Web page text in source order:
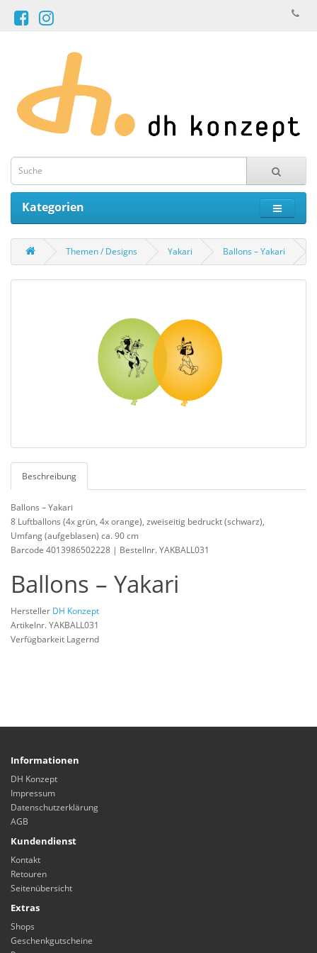
Kategorien
Themen / Designs Yakari Ballons – Yakari
Beschreibung
Ballons – Yakari
8 Luftballons (4x grün, 4x orange), zweiseitig bedruckt (schwarz),
Umfang (aufgeblasen) ca. 90 cm
Barcode 4013986502228 | Bestellnr. YAKBALL031
Ballons – Yakari
Hersteller DH Konzept
Artikelnr. YAKBALL031
Verfügbarkeit Lagernd
Informationen
DH Konzept
Impressum
Datenschutzerklärung
AGB
Kundendienst
Kontakt
Retouren
Seitenübersicht
Extras
Shops
Geschenkgutscheine